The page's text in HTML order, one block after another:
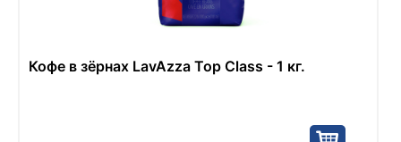
Кофе в зёрнах LavAzza Top Class - 1 кг.